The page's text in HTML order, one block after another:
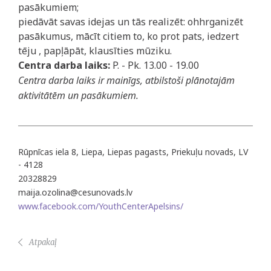
pasākumiem;
piedāvāt savas idejas un tās realizēt: ohhrganizēt
pasākumus, mācīt citiem to, ko prot pats, iedzert
tēju , papļāpāt, klausīties mūziku.
Centra darba laiks: P. - Pk. 13.00 - 19.00
Centra darba laiks ir mainīgs, atbilstoši plānotajām
aktivitātēm un pasākumiem.
Rūpnīcas iela 8, Liepa, Liepas pagasts, Priekuļu novads, LV
- 4128
20328829
maija.ozolina@cesunovads.lv
www.facebook.com/YouthCenterApelsins/
Atpakaļ